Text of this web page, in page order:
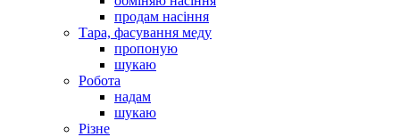
продам насіння
Тара, фасування меду
пропоную
шукаю
Робота
надам
шукаю
Різне